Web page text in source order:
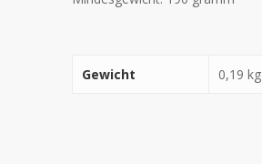
Gewicht 0,19 kg